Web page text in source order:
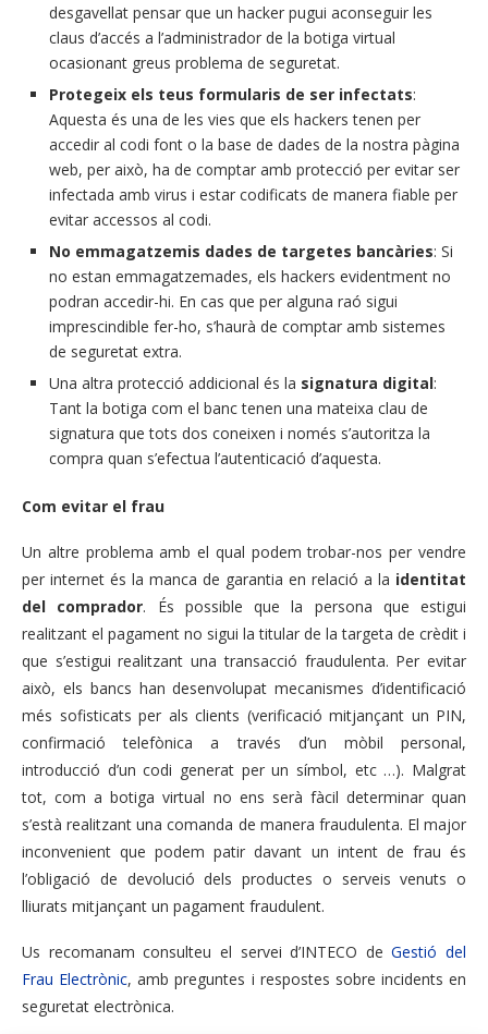
desgavellat pensar que un hacker pugui aconseguir les
claus d’accés a l’administrador de la botiga virtual
ocasionant greus problema de seguretat.
Protegeix els teus formularis de ser infectats:
Aquesta és una de les vies que els hackers tenen per
accedir al codi font o la base de dades de la nostra pàgina
web, per això, ha de comptar amb protecció per evitar ser
infectada amb virus i estar codificats de manera fiable per
evitar accessos al codi.
No emmagatzemis dades de targetes bancàries: Si
no estan emmagatzemades, els hackers evidentment no
podran accedir-hi. En cas que per alguna raó sigui
imprescindible fer-ho, s’haurà de comptar amb sistemes
de seguretat extra.
Una altra protecció addicional és la signatura digital:
Tant la botiga com el banc tenen una mateixa clau de
signatura que tots dos coneixen i només s’autoritza la
compra quan s’efectua l’autenticació d’aquesta.
Com evitar el frau
Un altre problema amb el qual podem trobar-nos per vendre
per internet és la manca de garantia en relació a la identitat
del comprador. És possible que la persona que estigui
realitzant el pagament no sigui la titular de la targeta de crèdit i
que s’estigui realitzant una transacció fraudulenta. Per evitar
això, els bancs han desenvolupat mecanismes d’identificació
més sofisticats per als clients (verificació mitjançant un PIN,
confirmació telefònica a través d’un mòbil personal,
introducció d’un codi generat per un símbol, etc …). Malgrat
tot, com a botiga virtual no ens serà fàcil determinar quan
s’està realitzant una comanda de manera fraudulenta. El major
inconvenient que podem patir davant un intent de frau és
l’obligació de devolució dels productes o serveis venuts o
lliurats mitjançant un pagament fraudulent.
Us recomanam consulteu el servei d’INTECO deGestió del
Frau Electrònic, amb preguntes i respostes sobre incidents en
seguretat electrònica.